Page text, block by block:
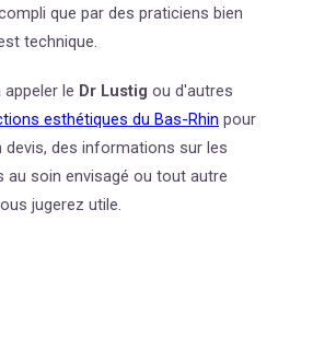
que par des praticiens bien
technique.
le Dr Lustig ou d'autres
esthétiques du Bas-Rhin pour
devis, des informations sur les
au soin envisagé ou tout autre
jugerez utile.